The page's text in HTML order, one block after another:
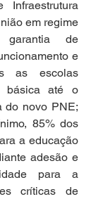
Infraestrutura
em regime
de
e
as escolas
básica até o
do novo PNE;
85% dos
a educação
adesão e
para a
críticas de